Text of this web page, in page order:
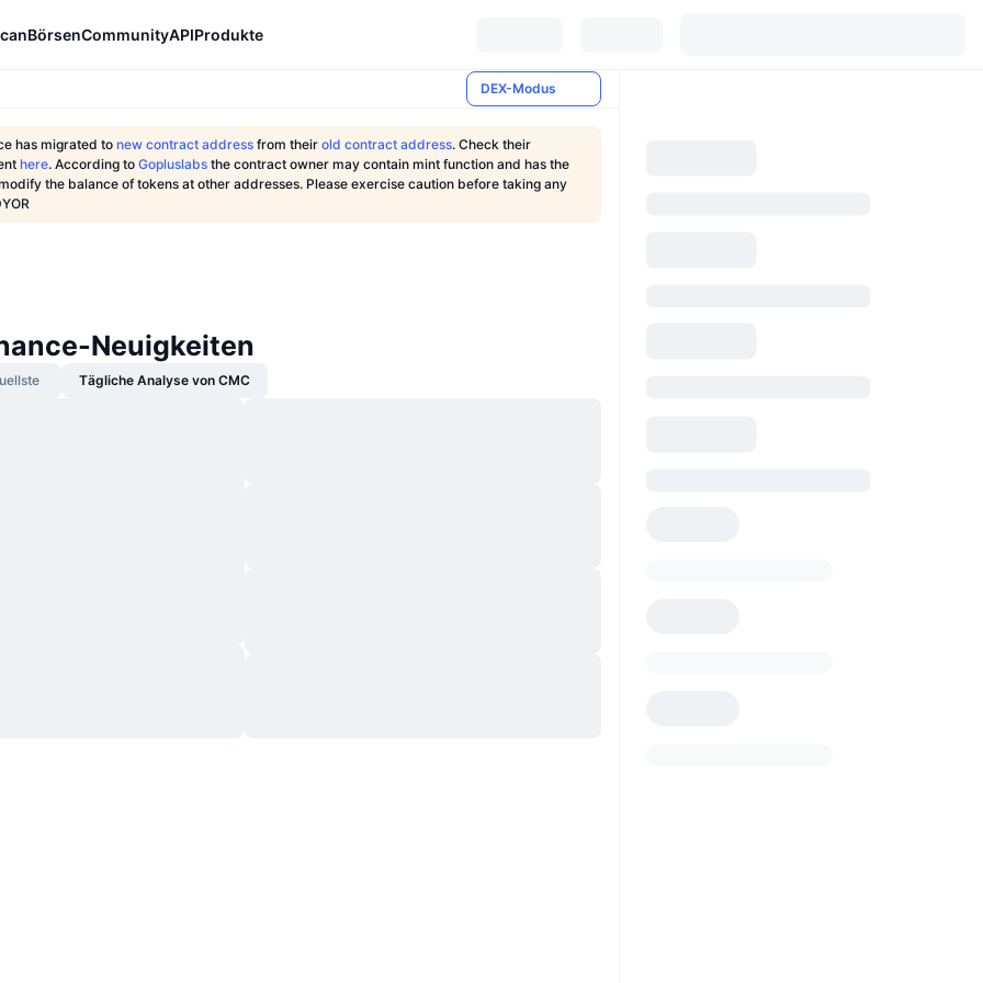
BörsenCommunityAPIProdukte
DEX-Modus
has migrated to new contract address from their old contract address. Check their
here. According to Gopluslabs the contract owner may contain mint function and has the
the balance of tokens at other addresses. Please exercise caution before taking any
Neuigkeiten
Tägliche Analyse von CMC